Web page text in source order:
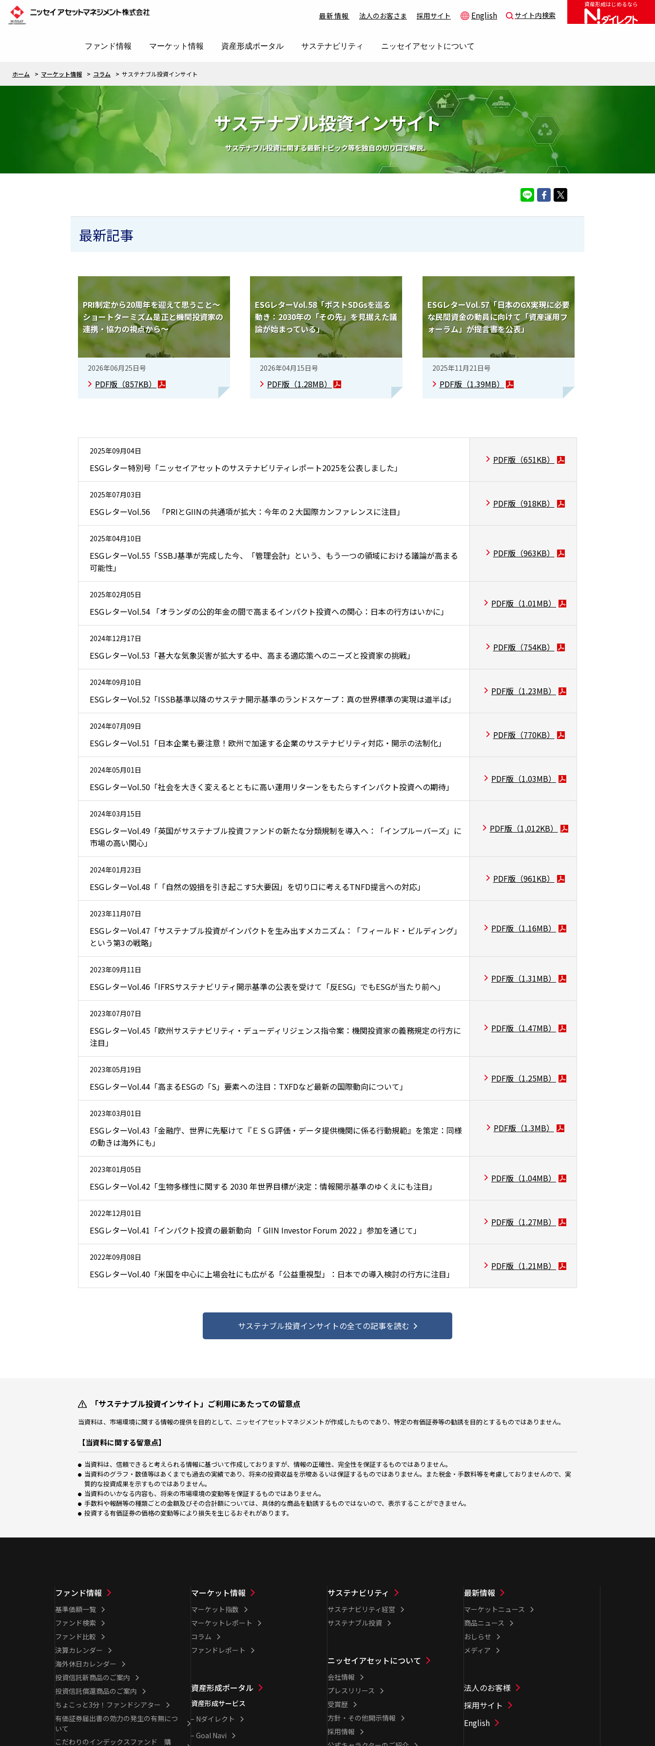
最新情報 法人のお客さま 採用サイト English サイト内検索
ファンド情報 マーケット情報 資産形成ポータル サステナビリティ ニッセイアセットについて
資産形成はじめるなら
ホーム マーケット情報 コラム サステナブル投資インサイト
サステナブル投資インサイト
サステナブル投資に関する最新トピック等を独自の切り口で解説。
最新記事
PRI制定から20周年を迎えて思うこと～
ショートターミズム是正と機関投資家の
連携・協力の視点から～
2026年06月25日号
PDF版（857KB）
ESGレターVol.58「ポストSDGsを巡る
動き：2030年の「その先」を見据えた議
論が始まっている」
2026年04月15日号
PDF版（1.28MB）
ESGレターVol.57「日本のGX実現に必要
な民間資金の動員に向けて「資産運用フ
ォーラム」が提言書を公表」
2025年11月21日号
PDF版（1.39MB）
2025年09月04日
ESGレター特別号「ニッセイアセットのサステナビリティレポート2025を公表しました」
PDF版（651KB）
2025年07月03日
ESGレターVol.56 「PRIとGIINの共通項が拡大：今年の２大国際カンファレンスに注目」
PDF版（918KB）
2025年04月10日
ESGレターVol.55「SSBJ基準が完成した今、「管理会計」という、もう一つの領域における議論が高まる
可能性」
PDF版（963KB）
2025年02月05日
ESGレターVol.54 「オランダの公的年金の間で高まるインパクト投資への関心：日本の行方はいかに」
PDF版（1.01MB）
2024年12月17日
ESGレターVol.53「甚大な気象災害が拡大する中、高まる適応策へのニーズと投資家の挑戦」
PDF版（754KB）
2024年09月10日
ESGレターVol.52「ISSB基準以降のサステナ開示基準のランドスケープ：真の世界標準の実現は道半ば」
PDF版（1.23MB）
2024年07月09日
ESGレターVol.51「日本企業も要注意！欧州で加速する企業のサステナビリティ対応・開示の法制化」
PDF版（770KB）
2024年05月01日
ESGレターVol.50「社会を大きく変えるとともに高い運用リターンをもたらすインパクト投資への期待」
PDF版（1.03MB）
2024年03月15日
ESGレターVol.49「英国がサステナブル投資ファンドの新たな分類規制を導入へ：「インプルーバーズ」に
市場の高い関心」
PDF版（1,012KB）
2024年01月23日
ESGレターVol.48「「自然の毀損を引き起こす5大要因」を切り口に考えるTNFD提言への対応」
PDF版（961KB）
2023年11月07日
ESGレターVol.47「サステナブル投資がインパクトを生み出すメカニズム：「フィールド・ビルディング」
という第3の戦略」
PDF版（1.16MB）
2023年09月11日
ESGレターVol.46「IFRSサステナビリティ開示基準の公表を受けて「反ESG」でもESGが当たり前へ」
PDF版（1.31MB）
2023年07月07日
ESGレターVol.45「欧州サステナビリティ・デューディリジェンス指令案：機関投資家の義務規定の行方に
注目」
PDF版（1.47MB）
2023年05月19日
ESGレターVol.44「高まるESGの「S」要素への注目：TXFDなど最新の国際動向について」
PDF版（1.25MB）
2023年03月01日
ESGレターVol.43「金融庁、世界に先駆けて『ＥＳＧ評価・データ提供機関に係る行動規範』を策定：同様
の動きは海外にも」
PDF版（1.3MB）
2023年01月05日
ESGレターVol.42「生物多様性に関する 2030 年世界目標が決定：情報開示基準のゆくえにも注目」
PDF版（1.04MB）
2022年12月01日
ESGレターVol.41「インパクト投資の最新動向 「 GIIN Investor Forum 2022 」参加を通じて」
PDF版（1.27MB）
2022年09月08日
ESGレターVol.40「米国を中心に上場会社にも広がる「公益重視型」：日本での導入検討の行方に注目」
PDF版（1.21MB）
サステナブル投資インサイトの全ての記事を読む
「サステナブル投資インサイト」ご利用にあたっての留意点
当資料は、市場環境に関する情報の提供を目的として、ニッセイアセットマネジメントが作成したものであり、特定の有価証券等の勧誘を目的とするものではありません。
【当資料に関する留意点】
当資料は、信頼できると考えられる情報に基づいて作成しておりますが、情報の正確性、完全性を保証するものではありません。
当資料のグラフ・数値等はあくまでも過去の実績であり、将来の投資収益を示唆あるいは保証するものではありません。また税金・手数料等を考慮しておりませんので、実
質的な投資成果を示すものではありません。
当資料のいかなる内容も、将来の市場環境の変動等を保証するものではありません。
手数料や報酬等の種類ごとの金額及びその合計額については、具体的な商品を勧誘するものではないので、表示することができません。
投資する有価証券の価格の変動等により損失を生じるおそれがあります。
ファンド情報
基準価額一覧
ファンド検索
ファンド比較
決算カレンダー
海外休日カレンダー
投資信託新商品のご案内
投資信託償還商品のご案内
ちょこっと3分！ファンドシアター
有価証券届出書の効力の発生の有無につ
いて
こだわりのインデックスファンド 購
マーケット情報
マーケット指数
マーケットレポート
コラム
ファンドレポート
資産形成ポータル
資産形成サービス
Nダイレクト
Goal Navi
サステナビリティ
サステナビリティ経営
サステナブル投資
ニッセイアセットについて
会社情報
プレスリリース
受賞歴
方針・その他開示情報
採用情報
最新情報
マーケットニュース
商品ニュース
おしらせ
メディア
法人のお客様
採用サイト
English